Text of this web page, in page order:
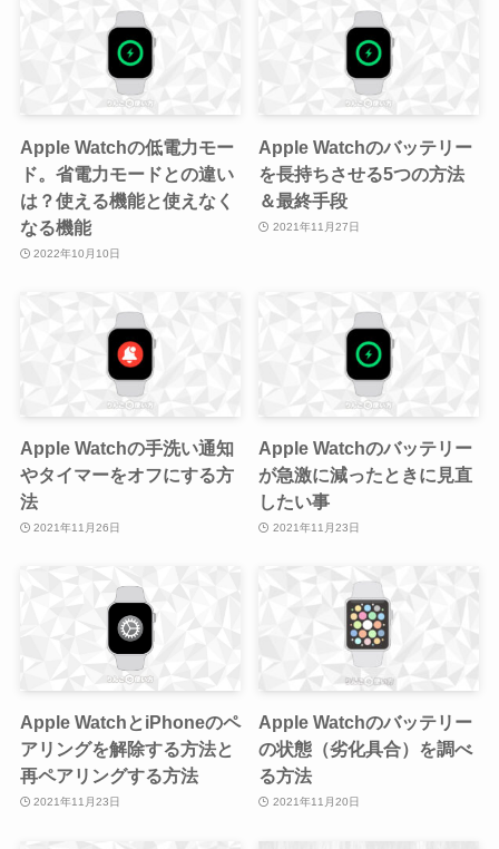
Apple Watchの低電力モー
ド。省電力モードとの違い
は？使える機能と使えなく
なる機能
2022年10月10日
Apple Watchのバッテリー
を長持ちさせる5つの方法
＆最終手段
2021年11月27日
Apple Watchの手洗い通知
やタイマーをオフにする方
法
2021年11月26日
Apple Watchのバッテリー
が急激に減ったときに見直
したい事
2021年11月23日
Apple WatchとiPhoneのペ
アリングを解除する方法と
再ペアリングする方法
2021年11月23日
Apple Watchのバッテリー
の状態（劣化具合）を調べ
る方法
2021年11月20日